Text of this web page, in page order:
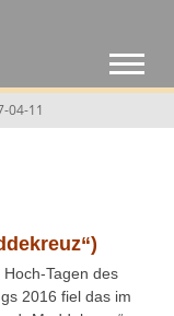
04-11
Hoch-Tagen des
2016 fiel das im